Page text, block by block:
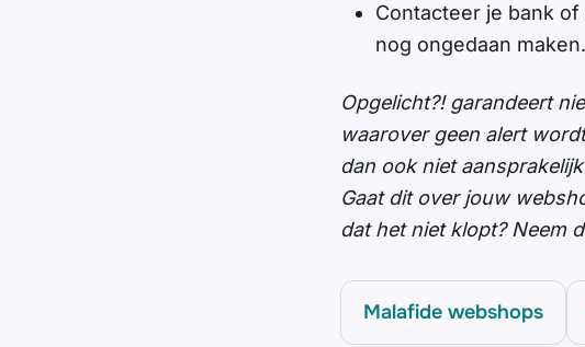
Contacteer je bank
nog ongedaan
Opgelicht?! garandeert
waarover geen alert
dan ook niet
Gaat dit over jouw
dat het niet klopt? Neem
Malafide webshops